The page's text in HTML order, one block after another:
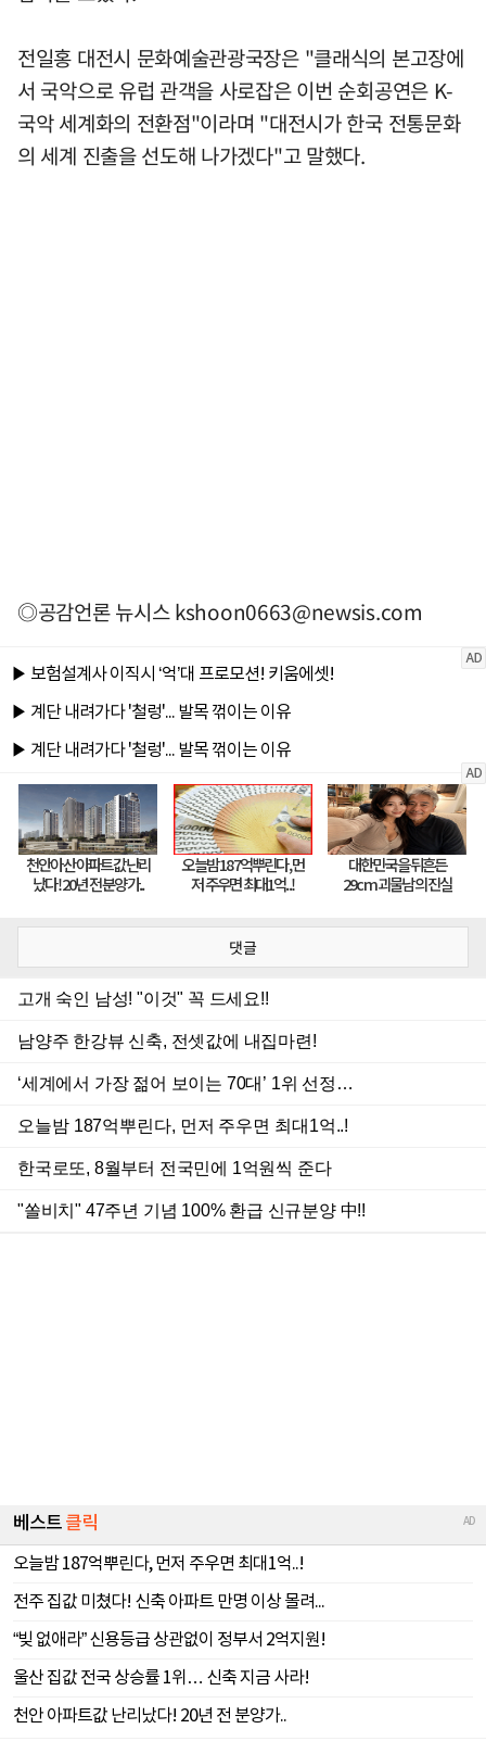
전일홍 대전시 문화예술관광국장은 "클래식의 본고장에
서 국악으로 유럽 관객을 사로잡은 이번 순회공연은 K-
국악 세계화의 전환점"이라며 "대전시가 한국 전통문화
의 세계 진출을 선도해 나가겠다"고 말했다.
◎공감언론 뉴시스kshoon0663@newsis.com
댓글